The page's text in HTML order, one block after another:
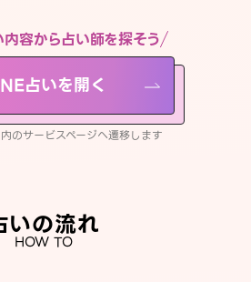
容から占い師を探そう
占いを開く
のサービスページへ遷移します
いの流れ
HOW TO